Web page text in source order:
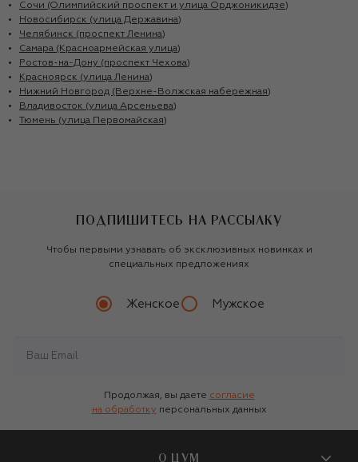
Сочи (Олимпийский проспект и улица Орджоникидзе)
Новосибирск (улица Державина)
Челябинск (проспект Ленина)
Самара (Красноармейская улица)
Ростов-на-Дону (проспект Чехова)
Красноярск (улица Ленина)
Нижний Новгород (Верхне-Волжская набережная)
Владивосток (улица Арсеньева)
Тюмень (улица Первомайская)
ПОДПИШИТЕСЬ НА РАССЫЛКУ
Чтобы первыми узнавать об эксклюзивных новинках и
специальных предложениях
Женское Мужское
Продолжая, вы даете согласие
на обработку персональных данных
О ЦУМ